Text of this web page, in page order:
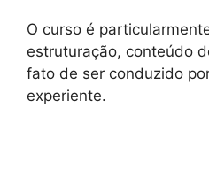
O curso é
estruturação, conteúdo
fato de ser conduzido
experiente.